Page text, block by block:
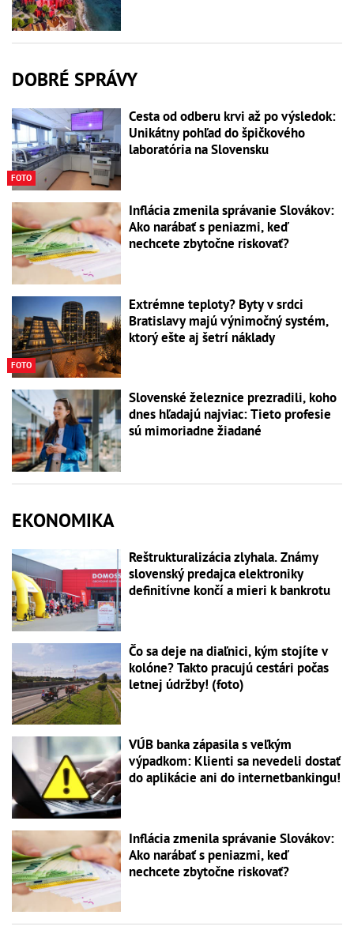
DOBRÉ SPRÁVY
FOTO
Cesta od odberu krvi až po výsledok:
Unikátny pohľad do špičkového
laboratória na Slovensku
Inflácia zmenila správanie Slovákov:
Ako narábať s peniazmi, keď
nechcete zbytočne riskovať?
FOTO
Extrémne teploty? Byty v srdci
Bratislavy majú výnimočný systém,
ktorý ešte aj šetrí náklady
Slovenské železnice prezradili, koho
dnes hľadajú najviac: Tieto profesie
sú mimoriadne žiadané
EKONOMIKA
Reštrukturalizácia zlyhala. Známy
slovenský predajca elektroniky
definitívne končí a mieri k bankrotu
Čo sa deje na diaľnici, kým stojíte v
kolóne? Takto pracujú cestári počas
letnej údržby! (foto)
VÚB banka zápasila s veľkým
výpadkom: Klienti sa nevedeli dostať
do aplikácie ani do internetbankingu!
Inflácia zmenila správanie Slovákov:
Ako narábať s peniazmi, keď
nechcete zbytočne riskovať?